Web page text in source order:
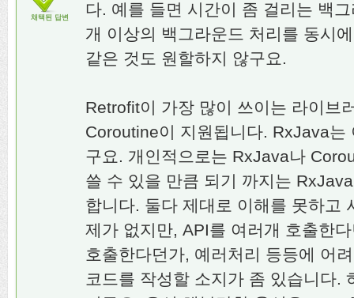
채택된 답변
다. 예를 들면 시간이 좀 걸리는 백
개 이상의 백그라운드 처리를 동시
같은 것도 원할하지 않구요.
Retrofit이 가장 많이 쓰이는 라이브
Coroutine이 지원됩니다. RxJava는
구요. 개인적으로는 RxJava나
쓸 수 있을 만큼 되기 까지는
합니다. 둘다 제대로 이해를 못하고
제가 없지만, API를 여러개 호출한
호출한다던가, 예러처리 등등에 어
코드를 작성할 소지가 좀 있습니다.